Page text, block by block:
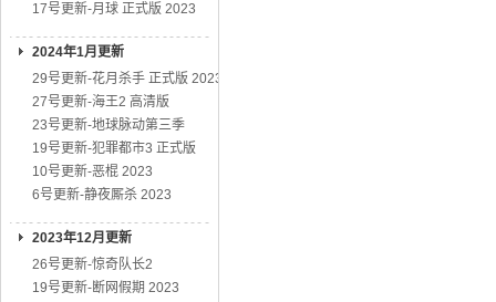
17号更新-月球 正式版 2023
2024年1月更新
29号更新-花月杀手 正式版 2023
27号更新-海王2 高清版
23号更新-地球脉动第三季
19号更新-犯罪都市3 正式版
10号更新-恶棍 2023
6号更新-静夜厮杀 2023
2023年12月更新
26号更新-惊奇队长2
19号更新-断网假期 2023